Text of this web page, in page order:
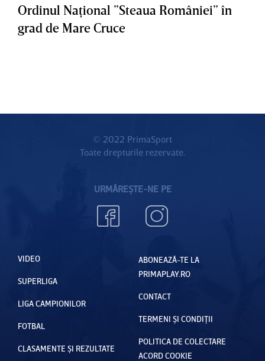
Ordinul Naţional ”Steaua României” în
grad de Mare Cruce
© 2022 PrimaSport
Toate drepturile rezervate.
URMĂREȘTE-NE PE
VIDEO
SUPERLIGA
LIGA CAMPIONILOR
FOTBAL
CLASAMENTE ȘI REZULTATE
ABONEAZĂ-TE LA
PRIMAPLAY.RO
CONTACT
TERMENI ȘI CONDIȚII
POLITICA DE COLECTARE
ACORD COOKIE